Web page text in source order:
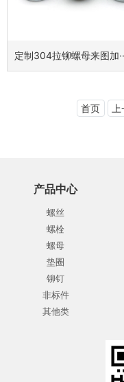
定制304拉铆螺母来图加
首页
产品中心
螺丝
螺栓
螺母
垫圈
铆钉
非标件
其他类